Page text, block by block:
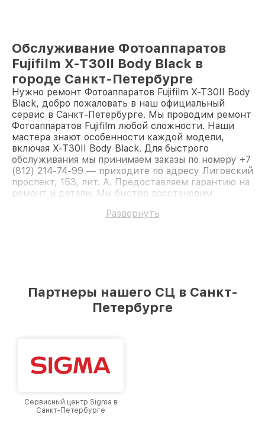
Обслуживание Фотоаппаратов
Fujifilm X-T30II Body Black в
городе Санкт-Петербурге
Нужно ремонт Фотоаппаратов Fujifilm X-T30II Body
Black, добро пожаловать в наш официальный
сервис в Санкт-Петербурге. Мы проводим ремонт
Фотоаппаратов Fujifilm любой сложности. Наши
мастера знают особенности каждой модели,
включая X-T30II Body Black. Для быстрого
обслуживания мы принимаем заказы по номеру +7
(812) 214-74-99 — приходите по адресу Лиговский
проспект, 153, лит. А. Предоставляем гарантию на
ремонт и детали. Мы быстро восстановим
Развернуть
Партнеры нашего СЦ в Санкт-
Петербурге
Сервисный центр Sigma в
Санкт-Петербурге